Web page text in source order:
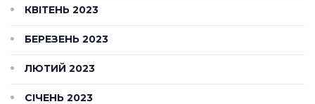
КВІТЕНЬ 2023
БЕРЕЗЕНЬ 2023
ЛЮТИЙ 2023
СІЧЕНЬ 2023